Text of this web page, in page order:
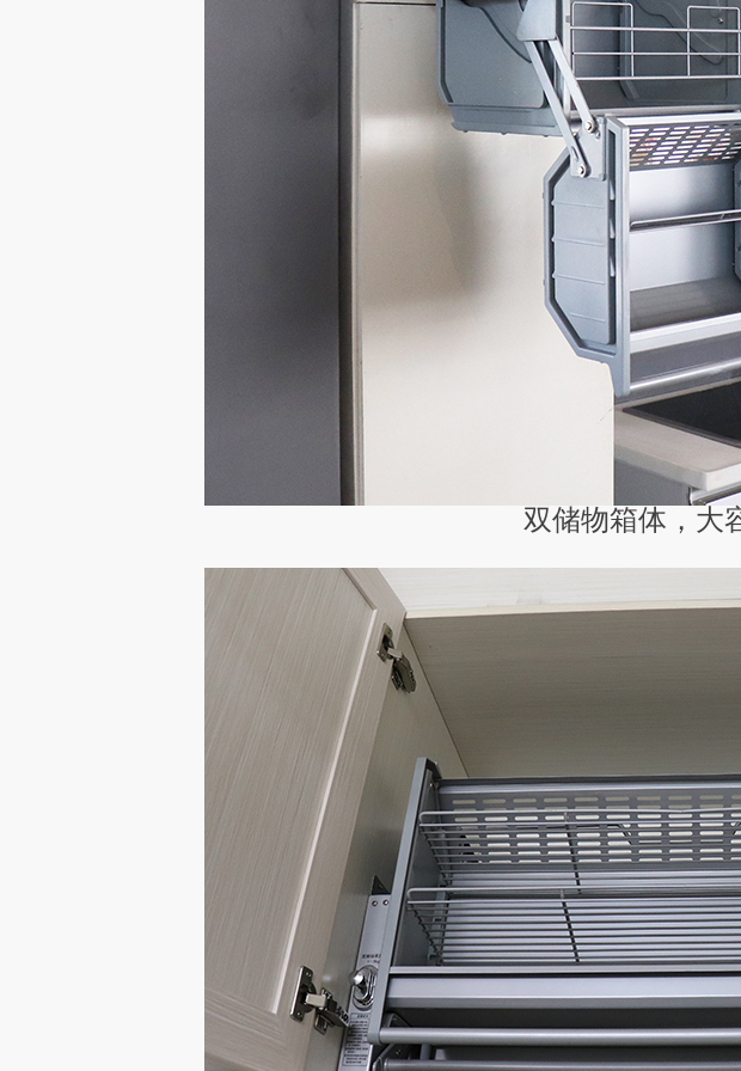
双储物箱体，大